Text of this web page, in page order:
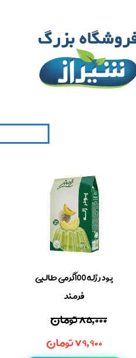
تغییر گذر واژه
سفارشات
پودر ژله 100گرمی طالبی
فرمند
۸۵,۰۰۰ تومان
۷۹,۹۰۰ تومان